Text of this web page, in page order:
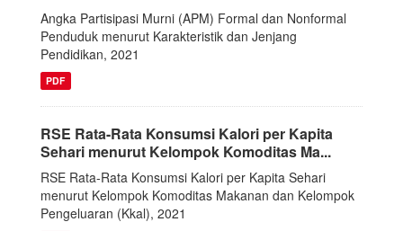
Angka Partisipasi Murni (APM) Formal dan Nonformal
Penduduk menurut Karakteristik dan Jenjang
Pendidikan, 2021
PDF
RSE Rata-Rata Konsumsi Kalori per Kapita
Sehari menurut Kelompok Komoditas Ma...
RSE Rata-Rata Konsumsi Kalori per Kapita Sehari
menurut Kelompok Komoditas Makanan dan Kelompok
Pengeluaran (Kkal), 2021